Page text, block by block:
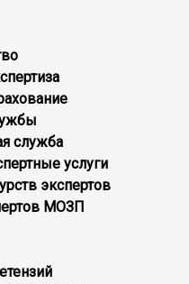
служба
услуги
экспертов
МОЗП